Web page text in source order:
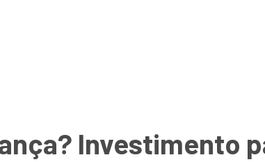
Investimento